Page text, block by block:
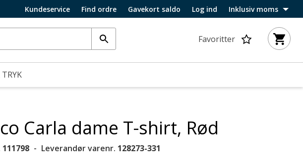
Kundeservice Find ordre Gavekort saldo Log ind Inklusiv moms
Favoritter
Carla dame T-shirt, Rød
111798 Leverandør varenr. 128273-331